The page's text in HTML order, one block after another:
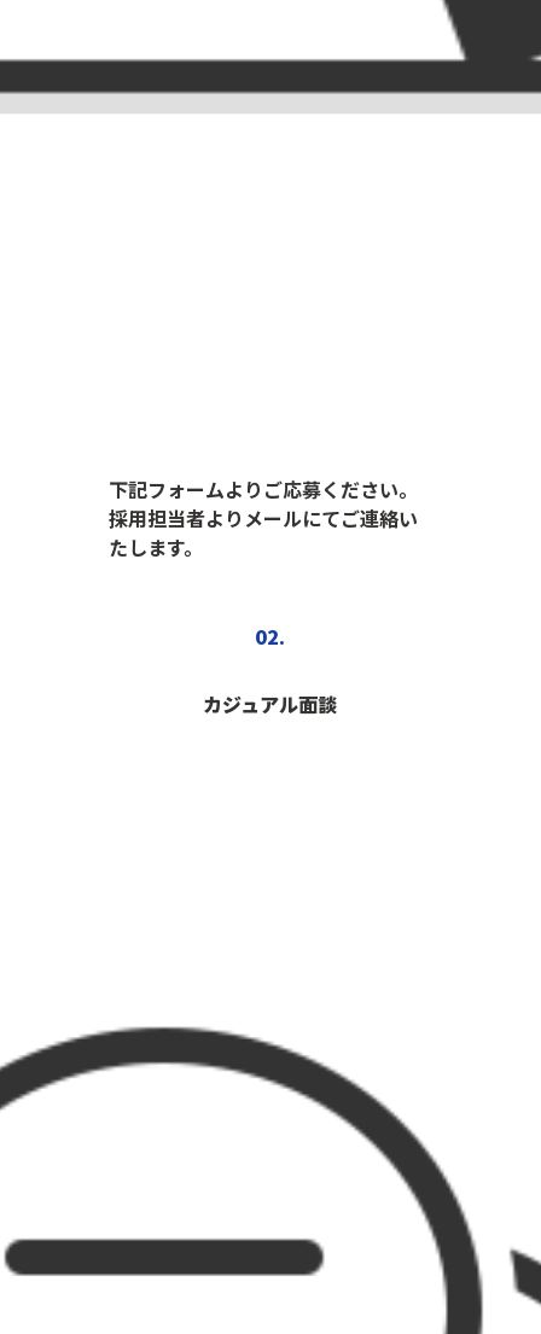
下記フォームよりご応募ください。
採用担当者よりメールにてご連絡い
たします。
02.
カジュアル面談